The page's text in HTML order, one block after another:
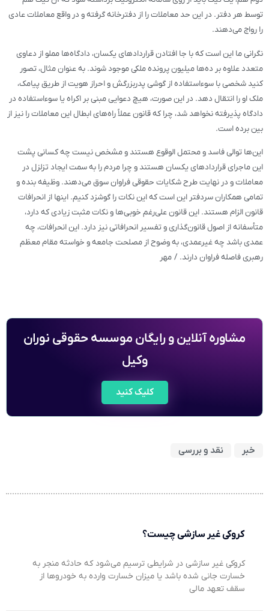
توسط هر دفتر. در این حد معاملات را از دفترخانه گرفته و در واقع معاملات عادی
را رواج می‌دهند.
نگرانی ما این است که با جا افتادن قراردادهای یکسان، دادگاه‌ها مملو از دعاوی
متعدد علاوه بر ده‌ها میلیون پرونده ملکی موجود شوند. به عنوان مثال، تصور
کنید شخصی با سوءاستفاده از گوشی پدربزرگش و احراز هویت از طریق پیامک،
ملک او را انتقال دهد. در این صورت، هیچ دعوایی مبنی بر اکراه یا سوءاستفاده در
دادگاه پذیرفته نخواهد شد، چرا که قانون عملاً راه‌های ابطال این معاملات را نیز از
بین برده است.
این‌ها توالی فاسد و محتمل الوقوع هستند و مشخص نیست چه کسانی پشت
این ماجرای قراردادهای یکسان هستند و چرا مردم را به سمت ایجاد تزلزل در
معاملات و در نهایت طرح شکایات حقوقی فراوان سوق می‌دهند. وظیفه بنده و
تمامی همکاران سردفتر این است که این نکات را گوشزد کنیم. اینها از انحرافات
قانون الزام هستند. این قانون علی‌رغم خوبی‌ها و نکات مثبت زیادی که دارد،
متأسفانه از اصول قانون‌گذاری و تفسیر انحرافاتی نیز دارد. این انحرافات، چه
عمدی باشد چه غیرعمدی، به وضوح از مصلحت جامعه و خواسته مقام معظم
رهبری فاصله فراوان دارند. / مهر
مشاوره آنلاین و رایگان موسسه حقوقی نوران
وکیل
کلیک کنید
خبر نقد و بررسی
کروکی غیر سازشی چیست؟
کروکی غیر سازشی در شرایطی ترسیم می‌شود که حادثه منجر به
خسارت جانی شده باشد یا میزان خسارت وارده به خودروها از
سقف تعهد مالی